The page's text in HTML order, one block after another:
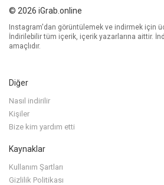
© 2026 iGrab.online
Instagram'dan görüntülemek ve indirmek için
İndirilebilir tüm içerik, içerik yazarlarına aittir.
amaçlıdır.
Diğer
Nasıl indirilir
Kişiler
Bize kim yardım etti
Kaynaklar
Kullanım Şartları
Gizlilik Politikası